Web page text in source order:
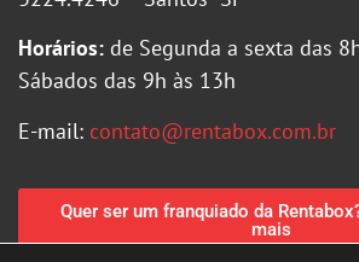
Horários: de Segunda a sexta das
Sábados das 9h às 13h
E-mail: contato@rentabox.com.br
Quer ser um franquiado da
mais